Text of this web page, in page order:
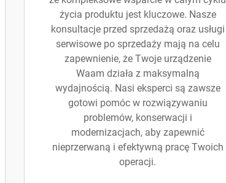
życia produktu jest kluczowe. Nasze
konsultacje przed sprzedażą oraz usługi
serwisowe po sprzedaży mają na celu
zapewnienie, że Twoje urządzenie
Waam działa z maksymalną
wydajnością. Nasi eksperci są zawsze
gotowi pomóc w rozwiązywaniu
problemów, konserwacji i
modernizacjach, aby zapewnić
nieprzerwaną i efektywną pracę Twoich
operacji.